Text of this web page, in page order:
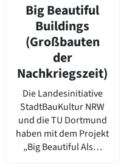
Big Beautiful
Buildings
(Großbauten
der
Nachkriegszeit)
Die Landesinitiative
StadtBauKultur NRW
und die TU Dortmund
haben mit dem Projekt
„Big Beautiful Als…